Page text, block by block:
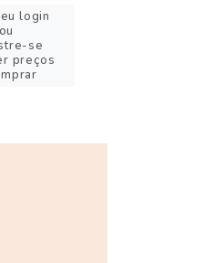
login
ou
se
preços